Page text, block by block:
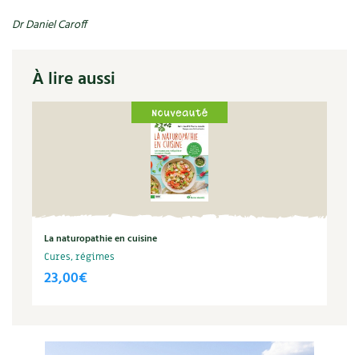
Dr Daniel Caroff
À lire aussi
La naturopathie en cuisine
Cures, régimes
23,00€